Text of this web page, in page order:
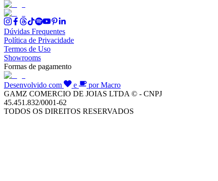
Dúvidas Frequentes
Política de Privacidade
Termos de Uso
Showrooms
Formas de pagamento
Desenvolvido com e
por Macro
GAMZ COMERCIO DE JOIAS LTDA © - CNPJ
45.451.832/0001-62
TODOS OS DIREITOS RESERVADOS